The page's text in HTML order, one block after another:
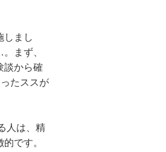
しまし
まず、
談から確
たススが
人は、精
です。